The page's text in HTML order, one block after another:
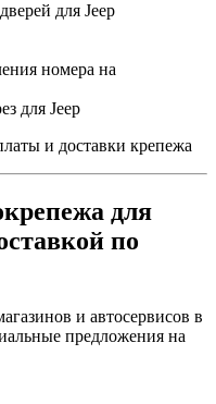
для Jeep
номера на
для Jeep
и доставки крепежа
для
по
и автосервисов в
предложения на